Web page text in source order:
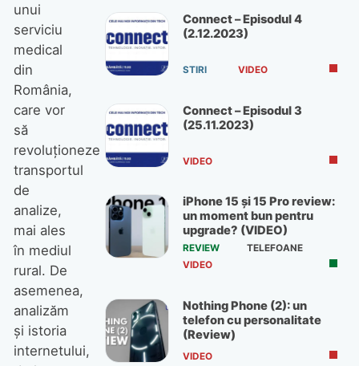
unui
serviciu
medical
din
România,
care vor
să
revoluționeze
transportul
de
analize,
mai ales
în mediul
rural. De
asemenea,
analizăm
și istoria
internetului,
Connect – Episodul 4
(2.12.2023)
STIRI VIDEO
Connect – Episodul 3
(25.11.2023)
VIDEO
iPhone 15 și 15 Pro review:
un moment bun pentru
upgrade? (VIDEO)
REVIEW
TELEFOANE
VIDEO
Nothing Phone (2): un
telefon cu personalitate
(Review)
VIDEO